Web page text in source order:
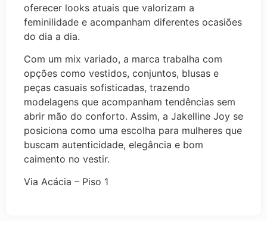
oferecer looks atuais que valorizam a
feminilidade e acompanham diferentes ocasiões
do dia a dia.
Com um mix variado, a marca trabalha com
opções como vestidos, conjuntos, blusas e
peças casuais sofisticadas, trazendo
modelagens que acompanham tendências sem
abrir mão do conforto. Assim, a Jakelline Joy se
posiciona como uma escolha para mulheres que
buscam autenticidade, elegância e bom
caimento no vestir.
Via Acácia – Piso 1